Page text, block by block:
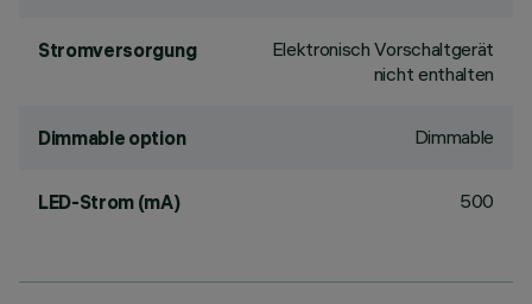
Stromversorgung
Elektronisch Vorschaltgerät
nicht enthalten
Dimmable option Dimmable
LED-Strom (mA) 500